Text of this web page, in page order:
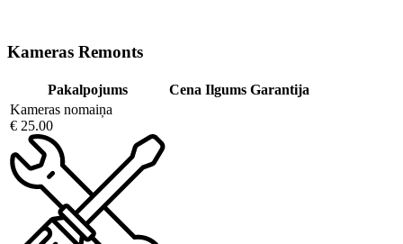
Kameras Remonts
Pakalpojums Cena Ilgums Garantija
Kameras nomaiņa
€ 25.00